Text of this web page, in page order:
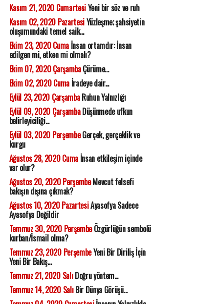
Kasım 21, 2020 CumartesiYeni bir söz ve ruh
Kasım 02, 2020 PazartesiYüzleşme; şahsiyetin
oluşumundaki temel saik...
Ekim 23, 2020 Cumaİnsan ortamdır: İnsan
edilgen mi, etken mi olmalı?
Ekim 07, 2020 ÇarşambaÇürüme...
Ekim 02, 2020 Cumaİradeye dair...
Eylül 23, 2020 ÇarşambaRuhun Yalnızlığı
Eylül 09, 2020 ÇarşambaDüşünmede ufkun
belirleyiciliği...
Eylül 03, 2020 PerşembeGerçek, gerçeklik ve
kurgu
Ağustos 28, 2020 Cumaİnsan etkileşim içinde
var olur?
Ağustos 20, 2020 PerşembeMevcut felsefi
bakışın dışına çıkmak?
Ağustos 10, 2020 PazartesiAyasofya Sadece
Ayasofya Değildir
Temmuz 30, 2020 PerşembeÖzgürlüğün sembolü
kurban/İsmail olma?
Temmuz 23, 2020 PerşembeYeni Bir Diriliş İçin
Yeni Bir Bakış...
Temmuz 21, 2020 SalıDoğru yöntem...
Temmuz 14, 2020 SalıBir Dünya Görüşü...